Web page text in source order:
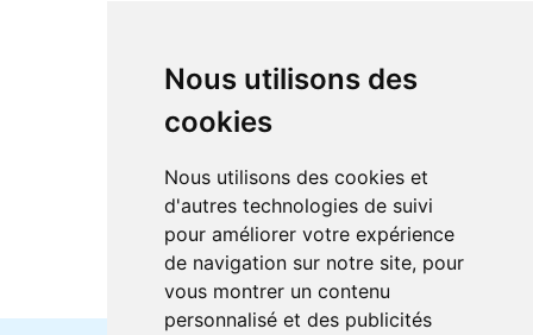
Nous utilisons des
cookies
Nous utilisons des cookies et
d'autres technologies de suivi
pour améliorer votre expérience
de navigation sur notre site, pour
vous montrer un contenu
personnalisé et des publicités